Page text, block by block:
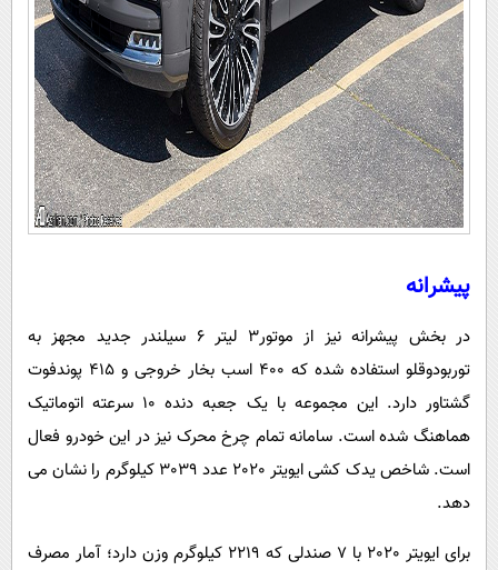
پیشرانه
در بخش پیشرانه نیز از موتور3 لیتر 6 سیلندر جدید مجهز به
توربودوقلو استفاده شده که 400 اسب بخار خروجی و 415 پوندفوت
گشتاور دارد. این مجموعه با یک جعبه دنده 10 سرعته اتوماتیک
هماهنگ شده است. سامانه تمام چرخ محرک نیز در این خودرو فعال
است. شاخص یدک کشی ایویتر 2020 عدد 3039 کیلوگرم را نشان می
دهد.
برای ایویتر 2020 با 7 صندلی که 2219 کیلوگرم وزن دارد؛ آمار مصرف